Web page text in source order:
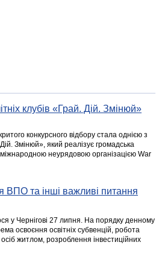
клубів «Грай. Дій. Змінюй»
конкурсного відбору стала однією з
Змінюй», який реалізує громадська
неурядовою організацією War
ВПО та інші важливі питання
у Чернігові 27 липня. На порядку денному
освоєння освітніх субвенцій, робота
житлом, розроблення інвестиційних